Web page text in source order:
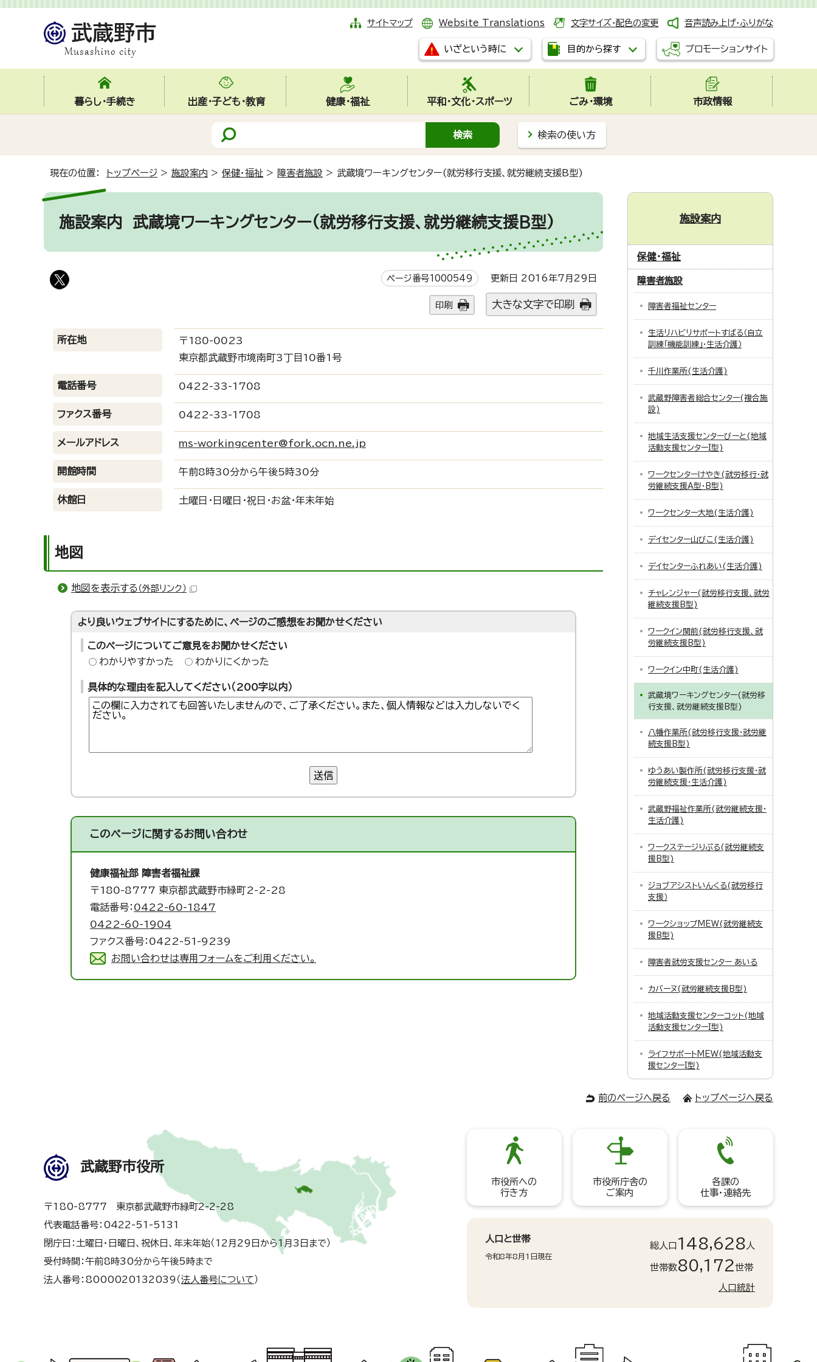
サイトマップ Website Translations 文字サイズ・配色の変更 音声読み上げ・ふりがな
いざという時に 目的から探す プロモーションサイト
暮らし・手続き 出産・子ども・教育 健康・福祉 平和・文化・スポーツ ごみ・環境 市政情報
検索の使い方
現在の位置： トップページ > 施設案内 > 保健・福祉 > 障害者施設 > 武蔵境ワーキングセンター(就労移行支援、就労継続支援B型)
施設案内 武蔵境ワーキングセンター(就労移行支援、就労継続支援B型)
ページ番号1000549 更新日 2016年7月29日
印刷 大きな文字で印刷
所在地
〒180-0023
東京都武蔵野市境南町3丁目10番1号
電話番号 0422-33-1708
ファクス番号 0422-33-1708
メールアドレス ms-workingcenter@fork.ocn.ne.jp
開館時間 午前8時30分から午後5時30分
休館日 土曜日・日曜日・祝日・お盆・年末年始
地図
地図を表示する （外部リンク）
より良いウェブサイトにするために、ページのご感想をお聞かせください
このページについてご意見をお聞かせください
わかりやすかった
わかりにくかった
具体的な理由を記入してください（200字以内）
送信
このページに関するお問い合わせ
健康福祉部 障害者福祉課
〒180-8777 東京都武蔵野市緑町2-2-28
電話番号： 0422-60-1847
0422-60-1904
ファクス番号：0422-51-9239
お問い合わせは専用フォームをご利用ください。
施設案内
保健・福祉
障害者施設
障害者福祉センター
生活リハビリサポートすばる（自立
訓練「機能訓練」・生活介護）
千川作業所(生活介護)
武蔵野障害者総合センター(複合施
設)
地域生活支援センターびーと(地域
活動支援センターI型)
ワークセンターけやき(就労移行・就
労継続支援A型・B型)
ワークセンター大地(生活介護)
デイセンター山びこ(生活介護)
デイセンターふれあい(生活介護)
チャレンジャー(就労移行支援、就労
継続支援B型)
ワークイン関前(就労移行支援、就
労継続支援B型)
ワークイン中町(生活介護)
武蔵境ワーキングセンター(就労移
行支援、就労継続支援B型)
八幡作業所(就労移行支援・就労継
続支援B型)
ゆうあい製作所(就労移行支援・就
労継続支援・生活介護)
武蔵野福祉作業所(就労継続支援・
生活介護)
ワークステージりぷる(就労継続支
援B型)
ジョブアシストいんくる(就労移行
支援）
ワークショップMEW(就労継続支
援B型)
障害者就労支援センター あいる
カバーヌ(就労継続支援B型)
地域活動支援センターコット(地域
活動支援センターI型)
ライフサポートMEW(地域活動支
援センターI型)
前のページへ戻る トップページへ戻る
武蔵野市役所
〒180-8777 東京都武蔵野市緑町2-2-28
代表電話番号：0422-51-5131
閉庁日：土曜日・日曜日、祝休日、年末年始（12月29日から1月3日まで）
受付時間：午前8時30分から午後5時まで
法人番号：8000020132039（ 法人番号について ）
市役所への
行き方
市役所庁舎の
ご案内
各課の
仕事・連絡先
人口と世帯
令和8年8月1日現在
総人口 148,628 人
世帯数80,172世帯
人口統計